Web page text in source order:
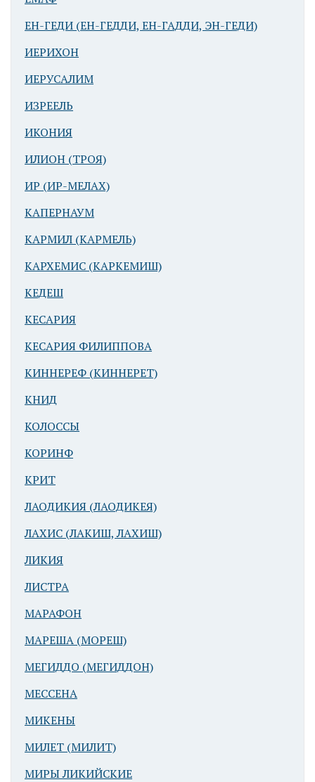
ЕН-ГЕДИ (ЕН-ГЕДДИ, ЕН-ГАДДИ, ЭН-ГЕДИ)
ИЕРИХОН
ИЕРУСАЛИМ
ИЗРЕЕЛЬ
ИКОНИЯ
ИЛИОН (ТРОЯ)
ИР (ИР-МЕЛАХ)
КАПЕРНАУМ
КАРМИЛ (КАРМЕЛЬ)
КАРХЕМИС (КАРКЕМИШ)
КЕДЕШ
КЕСАРИЯ
КЕСАРИЯ ФИЛИППОВА
КИННЕРЕФ (КИННЕРЕТ)
КНИД
КОЛОССЫ
КОРИНФ
КРИТ
ЛАОДИКИЯ (ЛАОДИКЕЯ)
ЛАХИС (ЛАКИШ, ЛАХИШ)
ЛИКИЯ
ЛИСТРА
МАРАФОН
МАРЕША (МОРЕШ)
МЕГИДДО (МЕГИДДОН)
МЕССЕНА
МИКЕНЫ
МИЛЕТ (МИЛИТ)
МИРЫ ЛИКИЙСКИЕ